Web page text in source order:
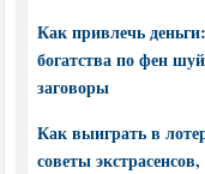
Как привлечь
богатства по фен
заговоры
Как выиграть в
советы